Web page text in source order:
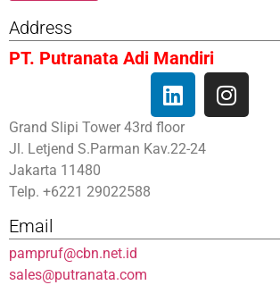
Address
PT. Putranata Adi Mandiri
Grand Slipi Tower 43rd floor
Jl. Letjend S.Parman Kav.22-24
Jakarta 11480
Telp. +6221 29022588
Email
pampruf@cbn.net.id
sales@putranata.com